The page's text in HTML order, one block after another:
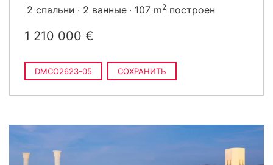
2 спальни 2 ванные 107 m2 построен
1 210 000 €
DMCO2623-05 СОХРАНИТЬ